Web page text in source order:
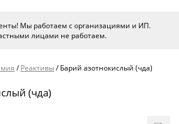
Мы работаем с организациями и ИП.
лицами не работаем.
/Реактивы/Барий азотнокислый (чда)
(чда)